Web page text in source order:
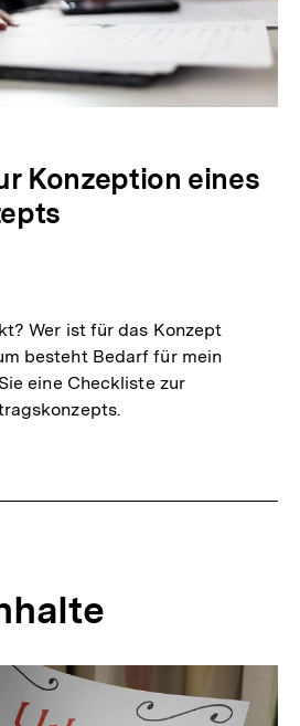
Konzeption eines
Wer ist für das Konzept
besteht Bedarf für mein
eine Checkliste zur